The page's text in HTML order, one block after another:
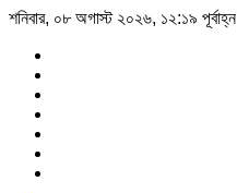
শনিবার, ০৮ অগাস্ট ২০২৬, ১২:১৯ পূর্বাহ্ন